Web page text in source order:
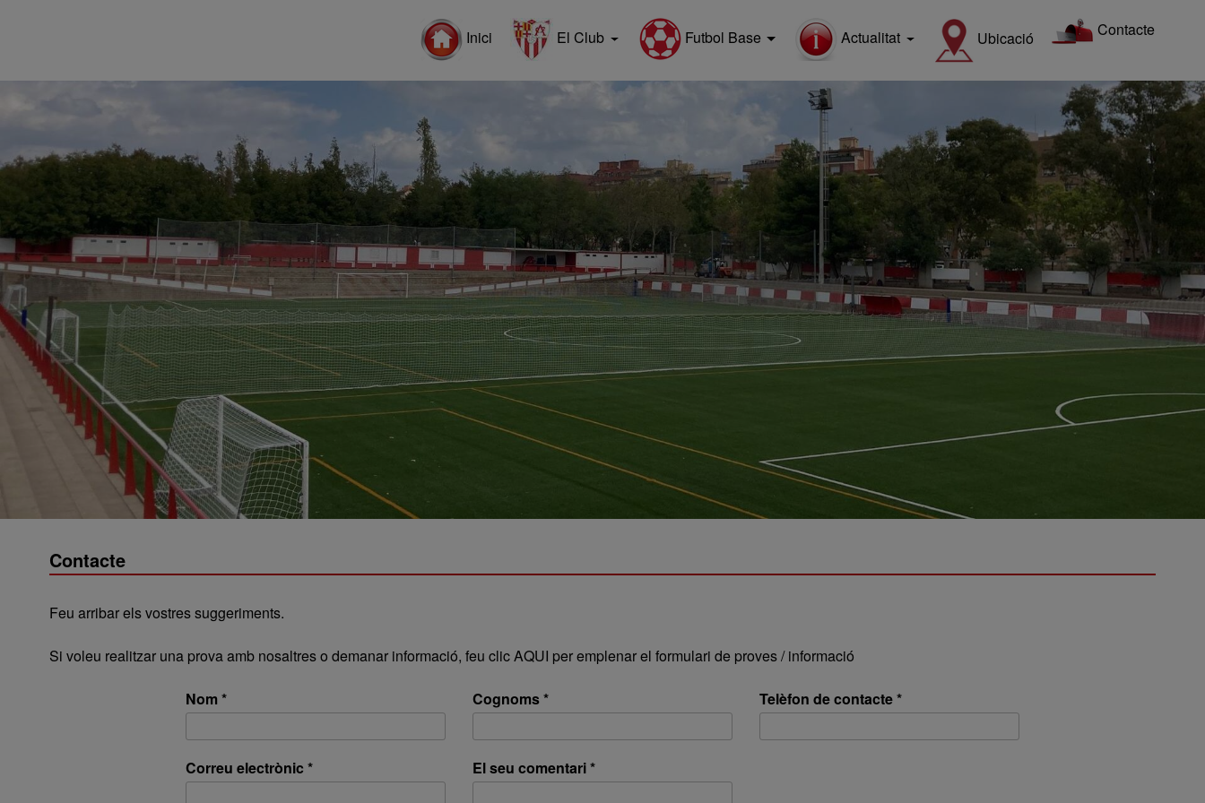
Inici El Club Futbol Base Actualitat Ubicació Contacte
Contacte
Feu arribar els vostres suggeriments.
Si voleu realitzar una prova amb nosaltres o demanar informació, feu clicAQUI per emplenar el formulari de proves / informació
Nom * Cognoms * Telèfon de contacte *
Correu electrònic * El seu comentari *